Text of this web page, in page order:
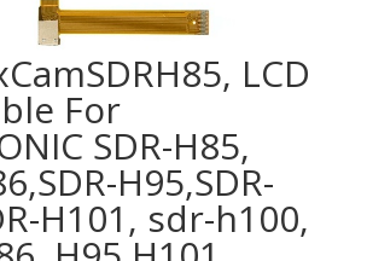
LCD
For
SDR-H85,
H95,SDR-
H101, sdr-h100,